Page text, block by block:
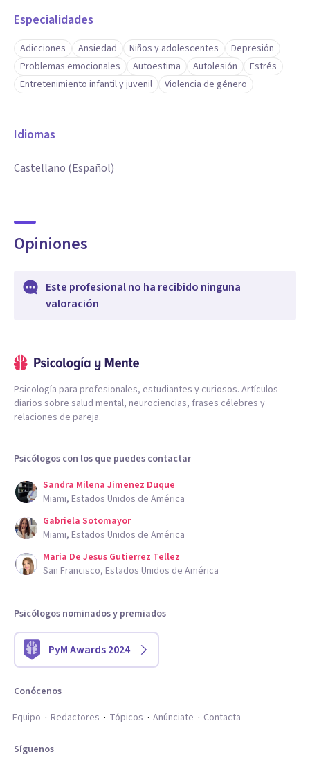
Especialidades
Adicciones Ansiedad Niños y adolescentes
Depresión
Problemas emocionales
Autoestima Autolesión
Estrés
Entretenimiento infantil y juvenil
Violencia de género
Idiomas
Castellano (Español)
Opiniones
Este profesional no ha recibido ninguna
valoración
Psicología para profesionales, estudiantes y curiosos. Artículos
diarios sobre salud mental, neurociencias, frases célebres y
relaciones de pareja.
Psicólogos con los que puedes contactar
Sandra Milena Jimenez Duque
Miami, Estados Unidos de América
Gabriela Sotomayor
Miami, Estados Unidos de América
Maria De Jesus Gutierrez Tellez
San Francisco, Estados Unidos de América
Psicólogos nominados y premiados
PyM Awards 2024
Conócenos
Equipo
Redactores Tópicos Anúnciate Contacta
Síguenos